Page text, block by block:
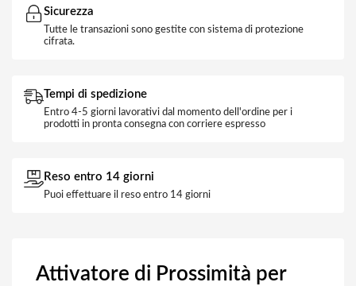
Sicurezza
Tutte le transazioni sono gestite con sistema di protezione
cifrata.
Tempi di spedizione
Entro 4-5 giorni lavorativi dal momento dell'ordine per i
prodotti in pronta consegna con corriere espresso
Reso entro 14 giorni
Puoi effettuare il reso entro 14 giorni
Attivatore di Prossimità per